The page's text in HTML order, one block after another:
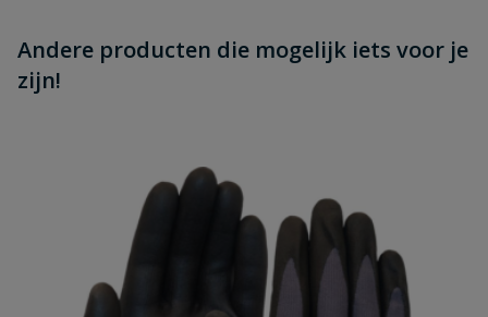
Andere producten die mogelijk iets voor je
zijn!